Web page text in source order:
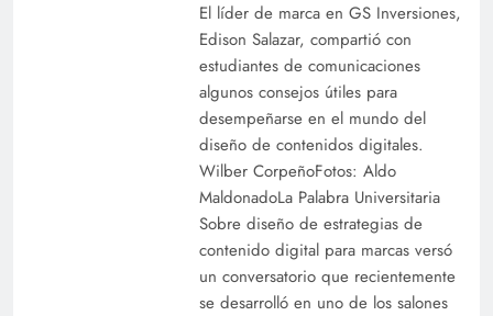
El líder de marca en GS Inversiones,
Edison Salazar, compartió con
estudiantes de comunicaciones
algunos consejos útiles para
desempeñarse en el mundo del
diseño de contenidos digitales.
Wilber CorpeñoFotos: Aldo
MaldonadoLa Palabra Universitaria
Sobre diseño de estrategias de
contenido digital para marcas versó
un conversatorio que recientemente
se desarrolló en uno de los salones